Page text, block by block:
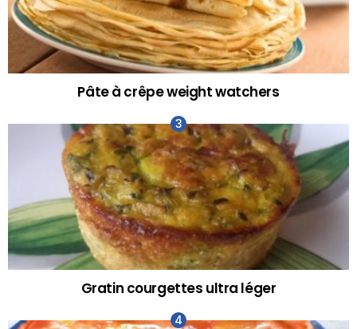
Pâte à crêpe weight watchers
Gratin courgettes ultra léger